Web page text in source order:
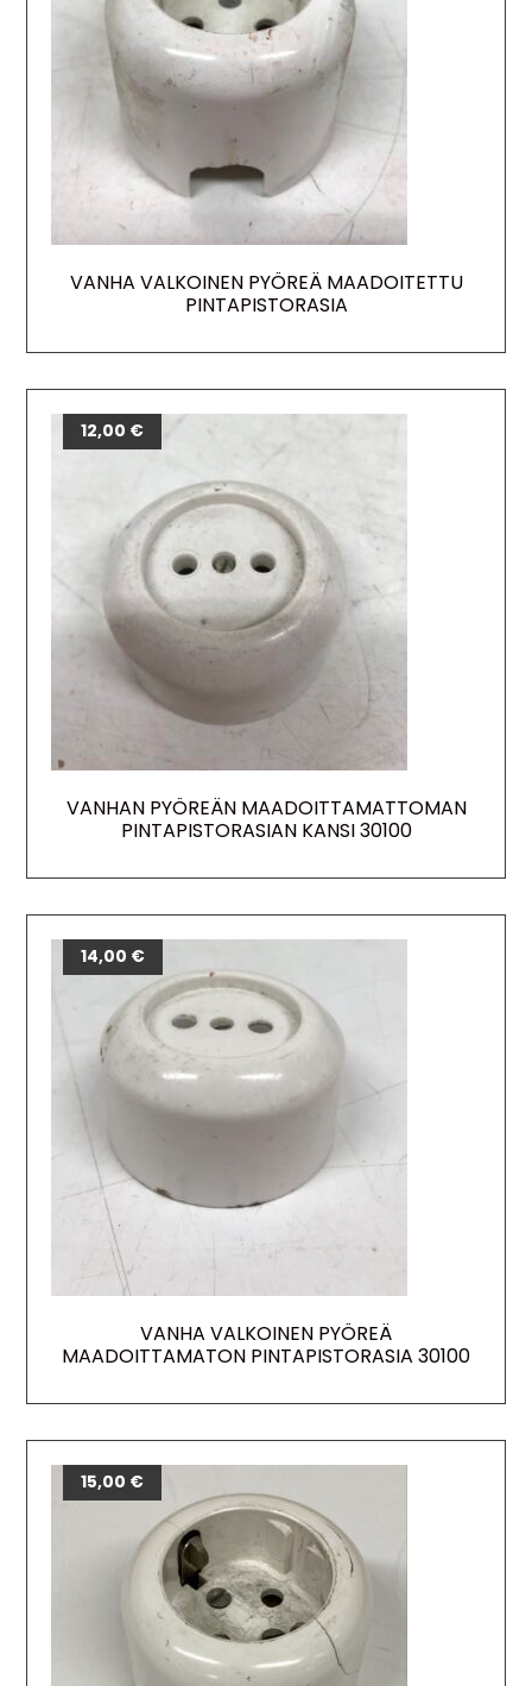
VANHA VALKOINEN PYÖREÄ MAADOITETTU
PINTAPISTORASIA
VANHAN PYÖREÄN MAADOITTAMATTOMAN
PINTAPISTORASIAN KANSI 30100
12,00 €
VANHA VALKOINEN PYÖREÄ
MAADOITTAMATON PINTAPISTORASIA 30100
14,00 €
15,00 €